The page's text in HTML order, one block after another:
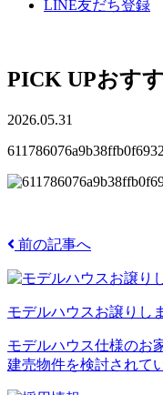
LINE友だち登録
PICK UPおす
2026.05.31
前の記事へ
モデルハウスお譲りし
モデルハウス仕様のお
建売物件を検討されて